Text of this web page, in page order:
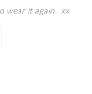
wear it again. xx